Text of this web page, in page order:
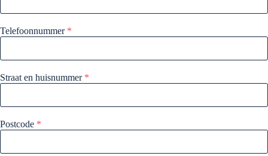
Telefoonnummer *
Straat en huisnummer *
Postcode *